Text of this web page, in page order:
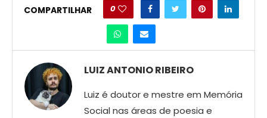
COMPARTILHAR 0
LUIZ ANTONIO RIBEIRO
Luiz é doutor e mestre em Memória
Social nas áreas de poesia e